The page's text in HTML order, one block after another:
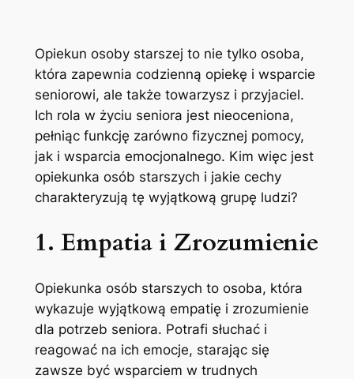
Opiekun osoby starszej to nie tylko osoba,
która zapewnia codzienną opiekę i wsparcie
seniorowi, ale także towarzysz i przyjaciel.
Ich rola w życiu seniora jest nieoceniona,
pełniąc funkcję zarówno fizycznej pomocy,
jak i wsparcia emocjonalnego. Kim więc jest
opiekunka osób starszych i jakie cechy
charakteryzują tę wyjątkową grupę ludzi?
1. Empatia i Zrozumienie
Opiekunka osób starszych to osoba, która
wykazuje wyjątkową empatię i zrozumienie
dla potrzeb seniora. Potrafi słuchać i
reagować na ich emocje, starając się
zawsze być wsparciem w trudnych